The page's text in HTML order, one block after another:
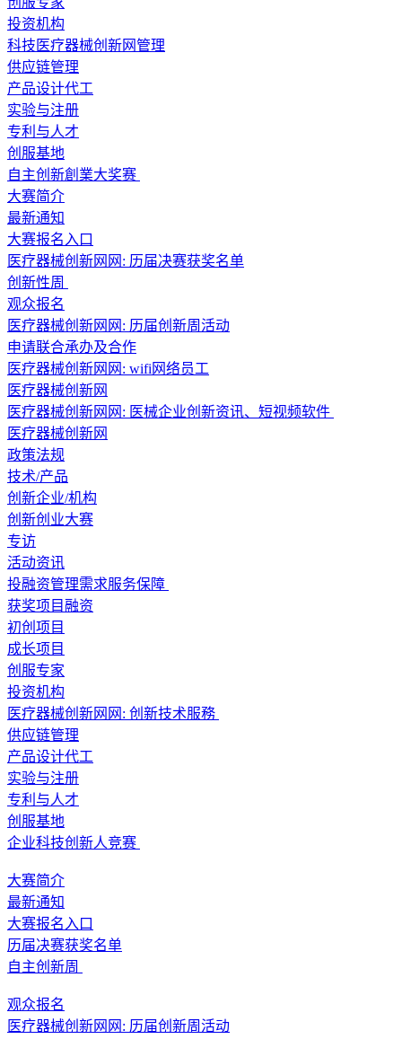
投资机构
科技医疗器械创新网管理
供应链管理
产品设计代工
实验与注册
专利与人才
创服基地
自主创新創業大奖赛
大赛简介
最新通知
大赛报名入口
医疗器械创新网网: 历届决赛获奖名单
创新性周
观众报名
医疗器械创新网网: 历届创新周活动
申请联合承办及合作
医疗器械创新网网: wifi网络员工
医疗器械创新网
医疗器械创新网网: 医械企业创新资讯、短视频软件
医疗器械创新网
政策法规
技术/产品
创新企业/机构
创新创业大赛
专访
活动资讯
投融资管理需求服务保障
获奖项目融资
初创项目
成长项目
创服专家
投资机构
医疗器械创新网网: 创新技术服務
供应链管理
产品设计代工
实验与注册
专利与人才
创服基地
企业科技创新人竞赛
大赛简介
最新通知
大赛报名入口
历届决赛获奖名单
自主创新周
观众报名
医疗器械创新网网: 历届创新周活动